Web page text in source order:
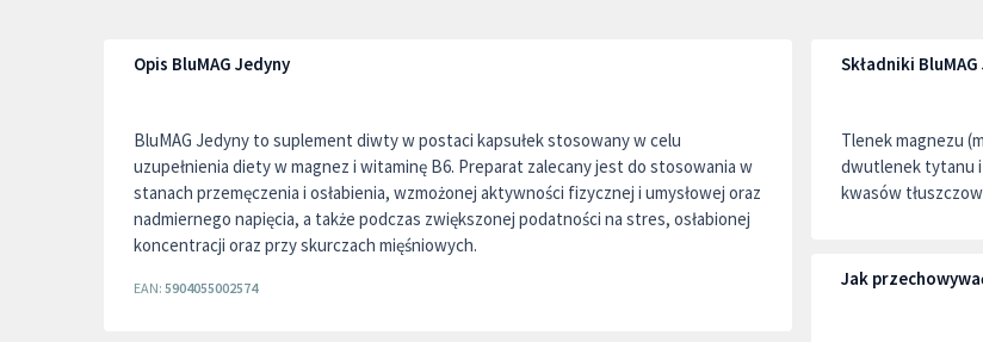
Opis BluMAG Jedyny
BluMAG Jedyny to suplement diwty w postaci kapsułek stosowany w celu
uzupełnienia diety w magnez i witaminę B6. Preparat zalecany jest do stosowania w
stanach przemęczenia i osłabienia, wzmożonej aktywności fizycznej i umysłowej oraz
nadmiernego napięcia, a także podczas zwiększonej podatności na stres, osłabionej
koncentracji oraz przy skurczach mięśniowych.
EAN: 5904055002574
Składniki
Tlenek magnezu
dwutlenek tytanu i
kwasów
Jak